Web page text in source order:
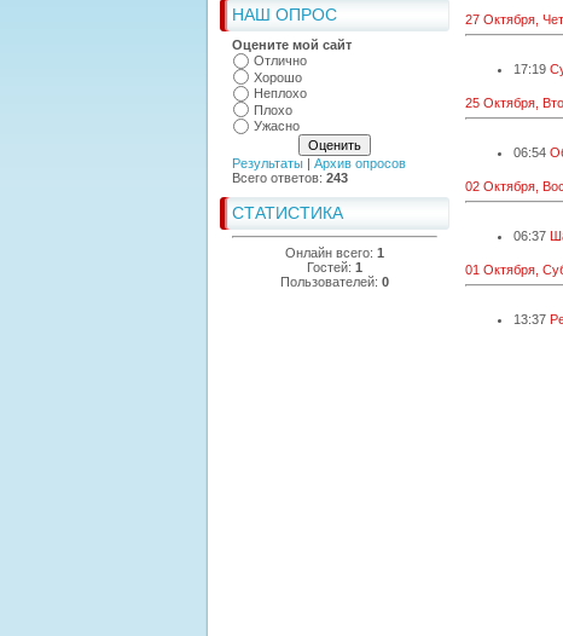
НАШ ОПРОС
Оцените мой сайт
Отлично
Хорошо
Неплохо
Плохо
Ужасно
Результаты | Архив опросов
Всего ответов: 243
СТАТИСТИКА
Онлайн всего: 1
Гостей: 1
Пользователей: 0
27 Октября,
17:19
25 Октября,
06:54
02 Октября,
06:37
01 Октября,
13:37